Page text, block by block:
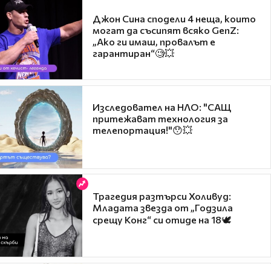
Джон Сина сподели 4 неща, които
могат да съсипят всяко GenZ:
„Ако ги имаш, провалът е
гарантиран“🧐💥
Изследовател на НЛО: "САЩ
притежават технология за
телепортация!"😯💥
Трагедия разтърси Холивуд:
Младата звезда от „Годзила
срещу Конг“ си отиде на 18🕊️